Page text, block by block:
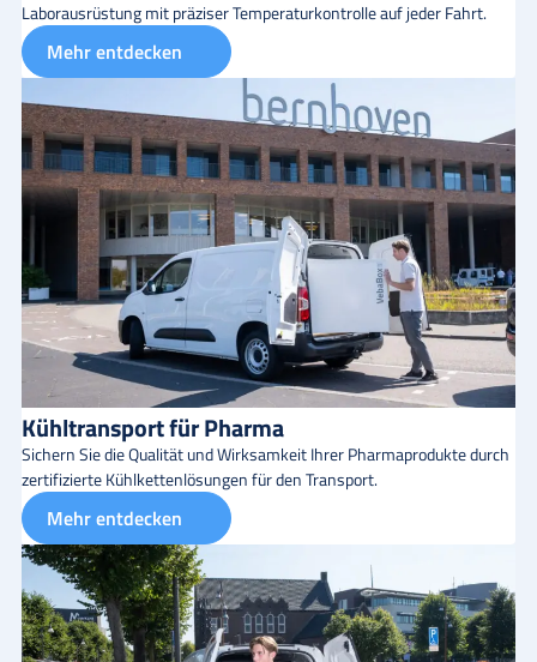
Laborausrüstung mit präziser Temperaturkontrolle auf jeder Fahrt.
Mehr entdecken
Kühltransport für Pharma
Sichern Sie die Qualität und Wirksamkeit Ihrer Pharmaprodukte durch
zertifizierte Kühlkettenlösungen für den Transport.
Mehr entdecken